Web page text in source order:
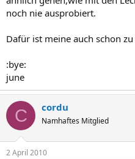
noch nie ausprobiert.
Dafür ist meine auch schon
:bye:
june
C cordu
Namhaftes Mitglied
2 April 2010